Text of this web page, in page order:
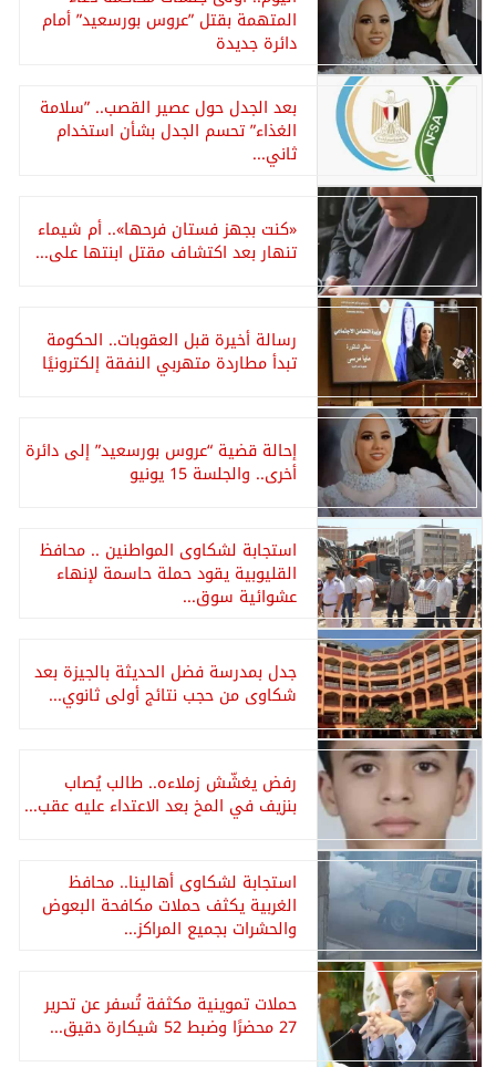
المتهمة بقتل ”عروس بورسعيد” أمام
دائرة جديدة
بعد الجدل حول عصير القصب.. ”سلامة
الغذاء” تحسم الجدل بشأن استخدام
ثاني...
«كنت بجهز فستان فرحها».. أم شيماء
تنهار بعد اكتشاف مقتل ابنتها على...
رسالة أخيرة قبل العقوبات.. الحكومة
تبدأ مطاردة متهربي النفقة إلكترونيًا
إحالة قضية “عروس بورسعيد” إلى دائرة
أخرى.. والجلسة 15 يونيو
استجابة لشكاوى المواطنين .. محافظ
القليوبية يقود حملة حاسمة لإنهاء
عشوائية سوق...
جدل بمدرسة فضل الحديثة بالجيزة بعد
شكاوى من حجب نتائج أولى ثانوي...
رفض يغشّش زملاءه.. طالب يُصاب
بنزيف في المخ بعد الاعتداء عليه عقب...
استجابة لشكاوى أهالينا.. محافظ
الغربية يكثف حملات مكافحة البعوض
والحشرات بجميع المراكز...
حملات تموينية مكثفة تُسفر عن تحرير
27 محضرًا وضبط 52 شيكارة دقيق...